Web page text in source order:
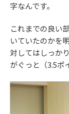
字なんです。
これまでの良い
いていたのかを
対してはしっか
がぐっと（3.5ポ